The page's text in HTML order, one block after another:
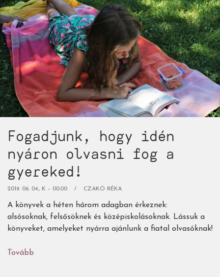
(nem
csak)
nyári
szünetre,
5-
8.
osztályosoknak)
Fogadjunk, hogy idén
nyáron olvasni fog a
gyereked!
2019. 06. 04., K – 00:00 CZAKÓ RÉKA
A könyvek a héten három adagban érkeznek:
alsósoknak, felsősöknek és középiskolásoknak. Lássuk a
könyveket, amelyeket nyárra ajánlunk a fiatal olvasóknak!
Tovább